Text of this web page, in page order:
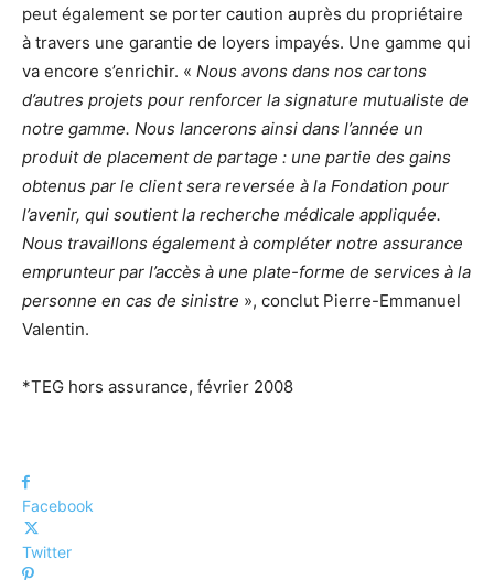
peut également se porter caution auprès du propriétaire
à travers une garantie de loyers impayés. Une gamme qui
va encore s’enrichir. « Nous avons dans nos cartons
d’autres projets pour renforcer la signature mutualiste de
notre gamme. Nous lancerons ainsi dans l’année un
produit de placement de partage : une partie des gains
obtenus par le client sera reversée à la Fondation pour
l’avenir, qui soutient la recherche médicale appliquée.
Nous travaillons également à compléter notre assurance
emprunteur par l’accès à une plate-forme de services à la
personne en cas de sinistre », conclut Pierre-Emmanuel
Valentin.
*TEG hors assurance, février 2008
Facebook
Twitter